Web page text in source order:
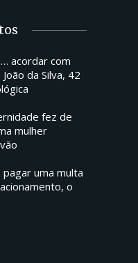
acordar com
da Silva, 42
fez de
mulher
pagar uma multa
o